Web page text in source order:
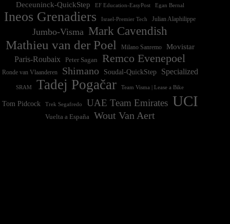
Deceuninck-QuickStep EF Education-EasyPost Egan Bernal
Ineos Grenadiers Israel-Premier Tech Julian Alaphilippe
Jumbo-Visma Mark Cavendish
Mathieu van der Poel Milano Sanremo
Movistar
Paris-Roubaix
Peter Sagan Remco Evenepoel
Ronde van Vlaanderen Shimano Soudal-QuickStep Specialized
SRAM Tadej Pogačar Team Visma | Lease a Bike
Tom Pidcock Trek Segafredo UAE Team Emirates UCI
Vuelta a España Wout Van Aert